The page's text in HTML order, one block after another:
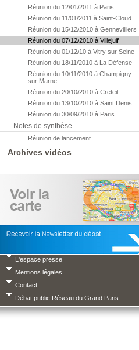
Réunion du 12/01/2011 à Paris
Réunion du 11/01/2011 à Saint-Cloud
Réunion du 15/12/2010 à Gennevilliers
Réunion du 07/12/2010 à Villejuif
Réunion du 01/12/10 à Vitry sur Seine
Réunion du 18/11/2010 à La Défense
Réunion du 10/11/2010 à Champigny
sur Marne
Réunion du 20/10/2010 à Creteil
Réunion du 13/10/2010 à Saint Denis
Réunion du 30/09/2010 à Paris
Notes de synthèse
Réunion de lancement
Archives vidéos
L'espace presse
Mentions légales
Contact
Débat public Réseau du Grand Paris